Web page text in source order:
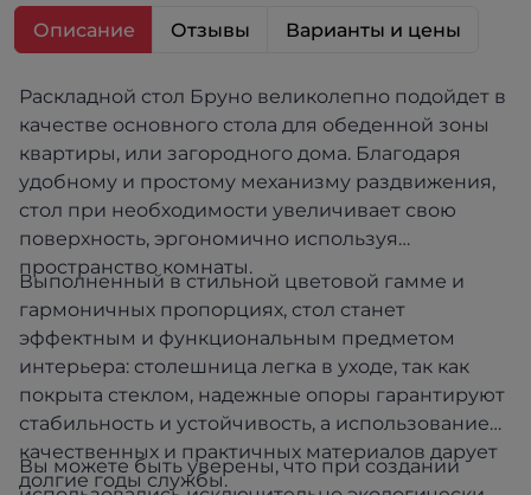
Описание Отзывы Варианты и цены
Раскладной стол Бруно великолепно подойдет в
качестве основного стола для обеденной зоны
квартиры, или загородного дома. Благодаря
удобному и простому механизму раздвижения,
стол при необходимости увеличивает свою
поверхность, эргономично используя
пространство комнаты.
Выполненный в стильной цветовой гамме и
гармоничных пропорциях, стол станет
эффектным и функциональным предметом
интерьера: столешница легка в уходе, так как
покрыта стеклом, надежные опоры гарантируют
стабильность и устойчивость, а использование
качественных и практичных материалов дарует
долгие годы службы.
Вы можете быть уверены, что при создании